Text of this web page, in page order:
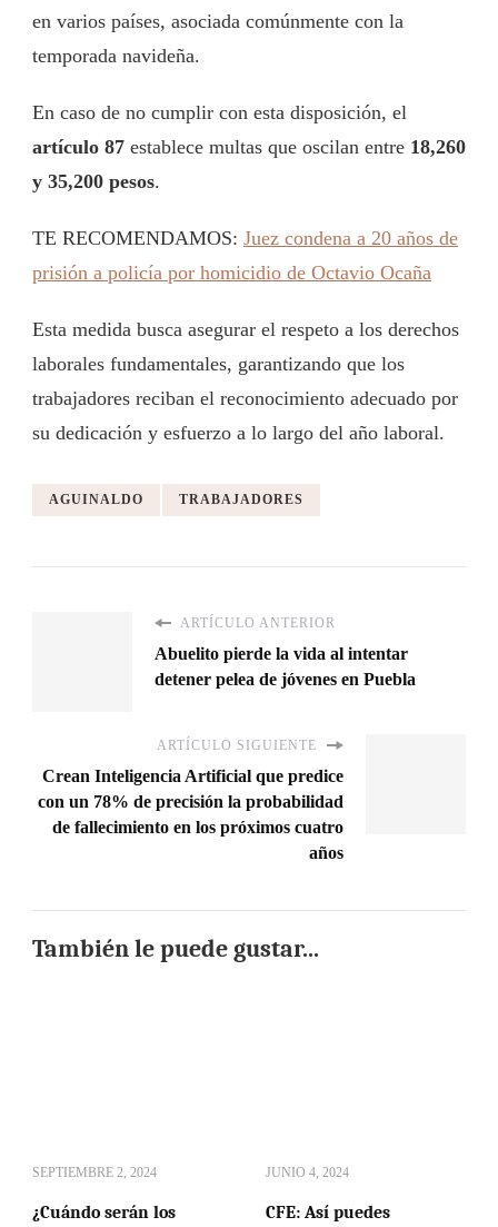
en varios países, asociada comúnmente con la
temporada navideña.
En caso de no cumplir con esta disposición, el
artículo 87 establece multas que oscilan entre 18,260
y 35,200 pesos.
TE RECOMENDAMOS: Juez condena a 20 años de
prisión a policía por homicidio de Octavio Ocaña
Esta medida busca asegurar el respeto a los derechos
laborales fundamentales, garantizando que los
trabajadores reciban el reconocimiento adecuado por
su dedicación y esfuerzo a lo largo del año laboral.
AGUINALDO TRABAJADORES
ARTÍCULO ANTERIOR
Abuelito pierde la vida al intentar
detener pelea de jóvenes en Puebla
ARTÍCULO SIGUIENTE
Crean Inteligencia Artificial que predice
con un 78% de precisión la probabilidad
de fallecimiento en los próximos cuatro
años
También le puede gustar...
SEPTIEMBRE 2, 2024
¿Cuándo serán los
JUNIO 4, 2024
CFE: Así puedes